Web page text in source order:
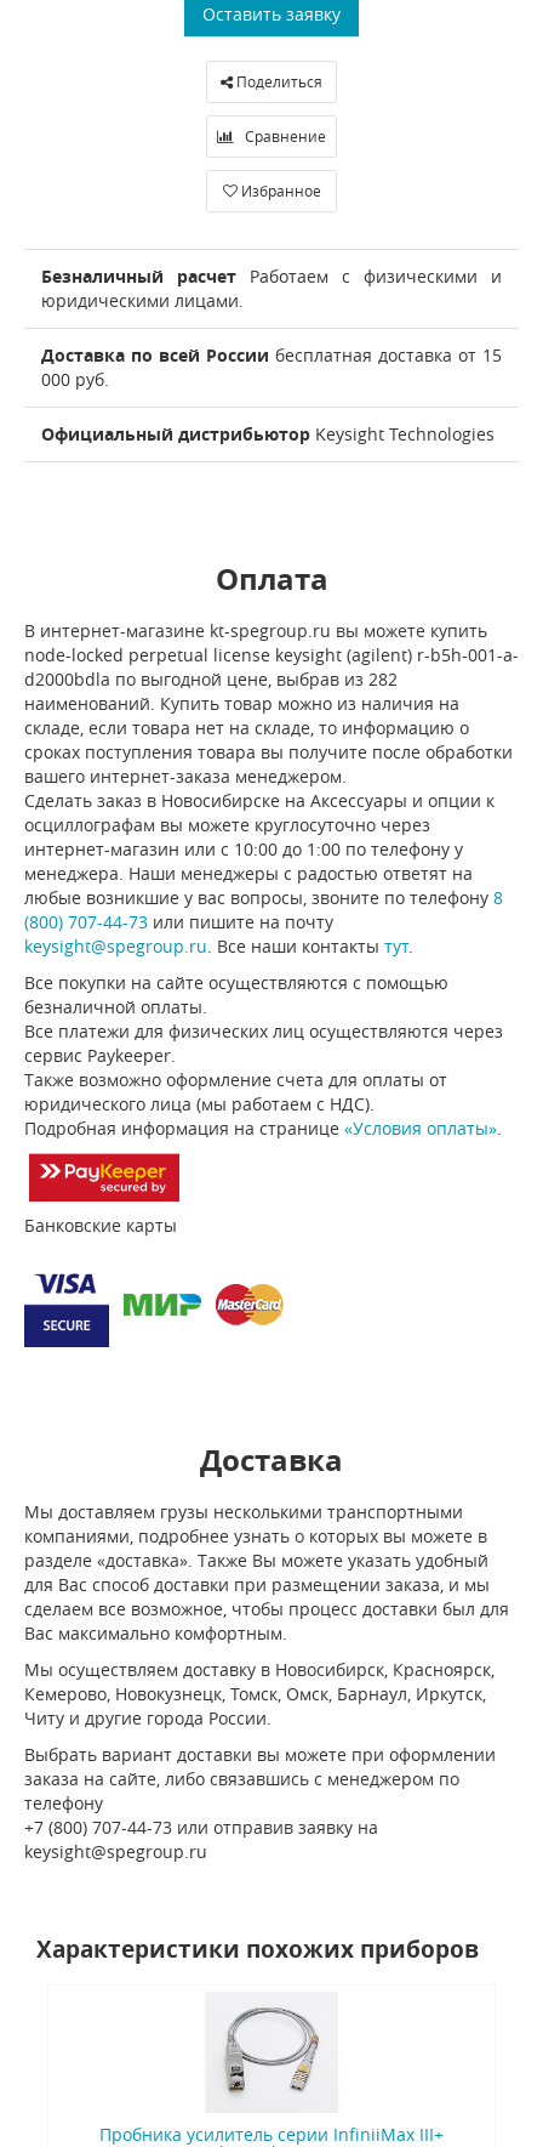
Оставить заявку
Поделиться
Сравнение
Избранное
Безналичный расчет Работаем с физическими и
юридическими лицами.
Доставка по всей России бесплатная доставка от 15
000 руб.
Официальный дистрибьютор Keysight Technologies
Оплата
В интернет-магазине kt-spegroup.ru вы можете купить
node-locked perpetual license keysight (agilent) r-b5h-001-a-
d2000bdla по выгодной цене, выбрав из 282
наименований. Купить товар можно из наличия на
складе, если товара нет на складе, то информацию о
сроках поступления товара вы получите после обработки
вашего интернет-заказа менеджером.
Сделать заказ в Новосибирске на Аксессуары и опции к
осциллографам вы можете круглосуточно через
интернет-магазин или с 10:00 до 1:00 по телефону у
менеджера. Наши менеджеры с радостью ответят на
любые возникшие у вас вопросы, звоните по телефону 8
(800) 707-44-73 или пишите на почту
keysight@spegroup.ru. Все наши контакты тут.
Все покупки на сайте осуществляются с помощью
безналичной оплаты.
Все платежи для физических лиц осуществляются через
сервис Paykeeper.
Также возможно оформление счета для оплаты от
юридического лица (мы работаем с НДС).
Подробная информация на странице «Условия оплаты».
Банковские карты
Доставка
Мы доставляем грузы несколькими транспортными
компаниями, подробнее узнать о которых вы можете в
разделе «доставка». Также Вы можете указать удобный
для Вас способ доставки при размещении заказа, и мы
сделаем все возможное, чтобы процесс доставки был для
Вас максимально комфортным.
Мы осуществляем доставку в Новосибирск, Красноярск,
Кемерово, Новокузнецк, Томск, Омск, Барнаул, Иркутск,
Читу и другие города России.
Выбрать вариант доставки вы можете при оформлении
заказа на сайте, либо связавшись с менеджером по
телефону
+7 (800) 707-44-73 или отправив заявку на
keysight@spegroup.ru
Характеристики похожих приборов
Пробника усилитель серии InfiniiMax III+